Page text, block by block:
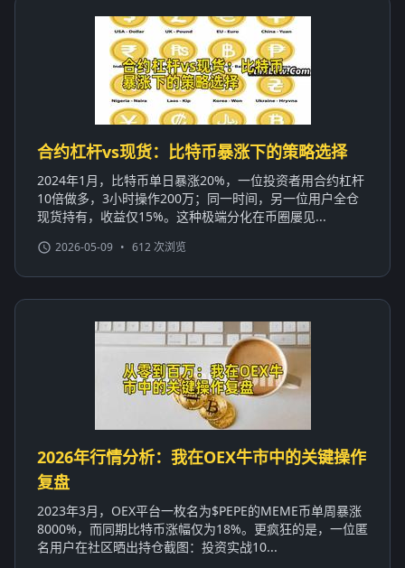
合约杠杆vs现货：比特币暴涨下的策略选择
2024年1月，比特币单日暴涨20%，一位投资者用合约杠杆
10倍做多，3小时操作200万；同一时间，另一位用户全仓
现货持有，收益仅15%。这种极端分化在币圈屡见...
2026-05-09 • 612 次浏览
2026年行情分析：我在OEX牛市中的关键操作
复盘
2023年3月，OEX平台一枚名为$PEPE的MEME币单周暴涨
8000%，而同期比特币涨幅仅为18%。更疯狂的是，一位匿
名用户在社区晒出持仓截图：投资实战10...